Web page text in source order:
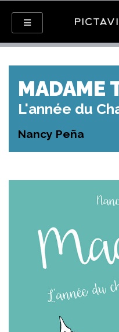
MADAME
L'année du
Nancy Peña